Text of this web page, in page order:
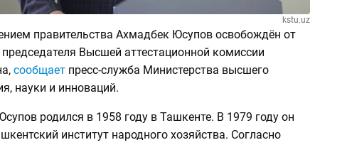
kstu.uz
правительства Ахмадбек Юсупов освобождён от
Высшей аттестационной комиссии
сообщает пресс-служба Министерства высшего
науки и инноваций.
родился в 1958 году в Ташкенте. В 1979 году он
институт народного хозяйства. Согласно